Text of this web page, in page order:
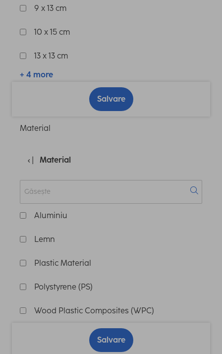
9 x 13 cm
10 x 15 cm
13 x 13 cm
+ 4 more
Salvare
Material
Material
Aluminiu
Lemn
Plastic Material
Polystyrene (PS)
Wood Plastic Composites (WPC)
Salvare